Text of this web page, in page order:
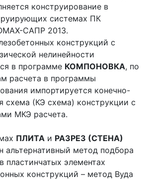
конструирование в
системах ПК
САПР 2013.
конструкций с
нелинейности
в программе КОМПОНОВКА, по
расчета в программы
импортируется конечно-
схема (КЭ схема) конструкции с
МКЭ расчета.
ПЛИТА и РАЗРЕЗ (СТЕНА)
альтернативный метод подбора
пластинчатых элементах
конструкций – метод Вуда